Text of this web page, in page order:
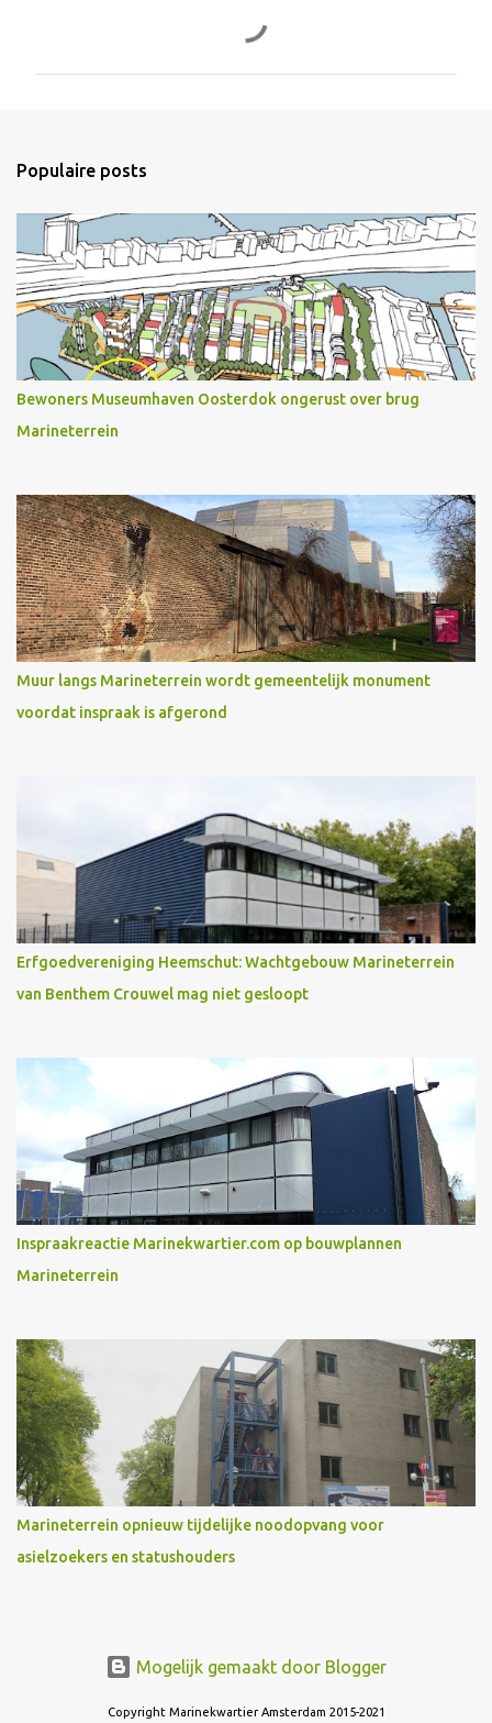
s
Populaire posts
Bewoners Museumhaven Oosterdok ongerust over brug
Marineterrein
Muur langs Marineterrein wordt gemeentelijk monument
voordat inspraak is afgerond
Erfgoedvereniging Heemschut: Wachtgebouw Marineterrein
van Benthem Crouwel mag niet gesloopt
Inspraakreactie Marinekwartier.com op bouwplannen
Marineterrein
Marineterrein opnieuw tijdelijke noodopvang voor
asielzoekers en statushouders
Mogelijk gemaakt door Blogger
Copyright Marinekwartier Amsterdam 2015-2021